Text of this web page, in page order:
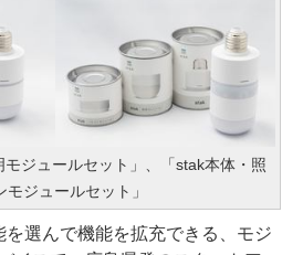
ジュールセット」、「stak本体・照
ジュールセット」
選んで機能を拡充できる、モジ